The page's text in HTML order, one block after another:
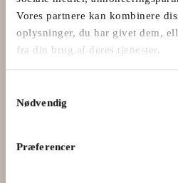
Vores partnere kan kombinere
oplysninger, du har givet dem,
fra din brug af deres tjenester.
Nødvendig
Præferencer